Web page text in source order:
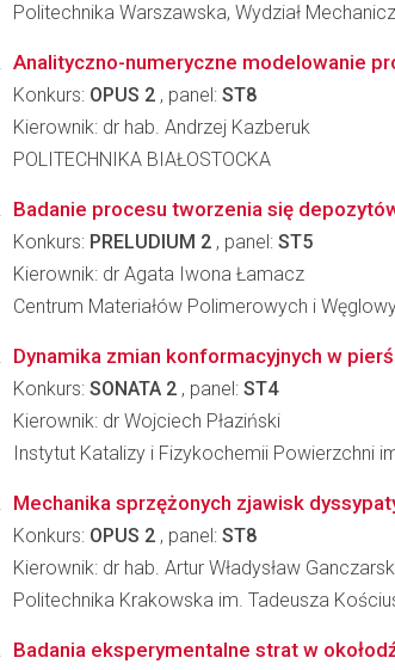
Politechnika Warszawska, Wydział
Analityczno-numeryczne modelowanie
Konkurs: OPUS 2 , panel: ST8
Kierownik: dr hab. Andrzej Kazberuk
POLITECHNIKA BIAŁOSTOCKA
Badanie procesu tworzenia się
Konkurs: PRELUDIUM 2 , panel: ST5
Kierownik: dr Agata Iwona Łamacz
Centrum Materiałów Polimerowych i
Dynamika zmian konformacyjnych w
Konkurs: SONATA 2 , panel: ST4
Kierownik: dr Wojciech Płaziński
Instytut Katalizy i Fizykochemii Powierzchni
Mechanika sprzężonych zjawisk
Konkurs: OPUS 2 , panel: ST8
Kierownik: dr hab. Artur Władysław
Politechnika Krakowska im. Tadeusza
Badania eksperymentalne strat w